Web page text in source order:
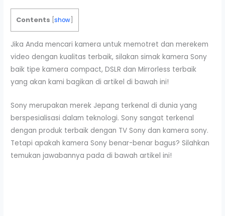
Contents [show
Jika Anda mencari kamera untuk memotret dan merekem
video dengan kualitas terbaik, silakan simak kamera Sony
baik tipe kamera compact, DSLR dan Mirrorless terbaik
yang akan kami bagikan di artikel di bawah ini!
Sony merupakan merek Jepang terkenal di dunia yang
berspesialisasi dalam teknologi. Sony sangat terkenal
dengan produk terbaik dengan TV Sony dan kamera sony.
Tetapi apakah kamera Sony benar-benar bagus? Silahkan
temukan jawabannya pada di bawah artikel ini!